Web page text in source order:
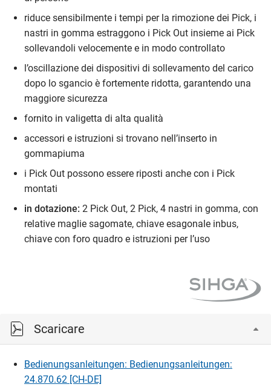
riduce sensibilmente i tempi per la rimozione dei Pick, i
nastri in gomma estraggono i Pick Out insieme ai Pick
sollevandoli velocemente e in modo controllato
l’oscillazione dei dispositivi di sollevamento del carico
dopo lo sgancio è fortemente ridotta, garantendo una
maggiore sicurezza
fornito in valigetta di alta qualità
accessori e istruzioni si trovano nell’inserto in
gommapiuma
i Pick Out possono essere riposti anche con i Pick
montati
in dotazione: 2 Pick Out, 2 Pick, 4 nastri in gomma, con
relative maglie sagomate, chiave esagonale inbus,
chiave con foro quadro e istruzioni per l’uso
Scaricare
Bedienungsanleitungen: Bedienungsanleitungen:
24.870.62 [CH-DE]